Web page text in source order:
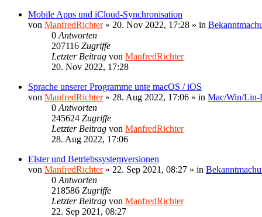
Mobile Apps und iCloud-Synchronisation
von ManfredRichter» 20. Nov 2022, 17:28 » in
0 Antworten
207116 Zugriffe
Letzter Beitrag von ManfredRichter
20. Nov 2022, 17:28
Sprache unserer Programme unte macOS / iOS
von ManfredRichter» 28. Aug 2022, 17:06 » in Mac/Win/Lin-
0 Antworten
245624 Zugriffe
Letzter Beitrag von ManfredRichter
28. Aug 2022, 17:06
Elster und Betriebssystemversionen
von ManfredRichter» 22. Sep 2021, 08:27 » in
0 Antworten
218586 Zugriffe
Letzter Beitrag von ManfredRichter
22. Sep 2021, 08:27